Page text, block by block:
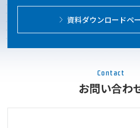
資料ダウンロードペ
Contact
お問い合わ